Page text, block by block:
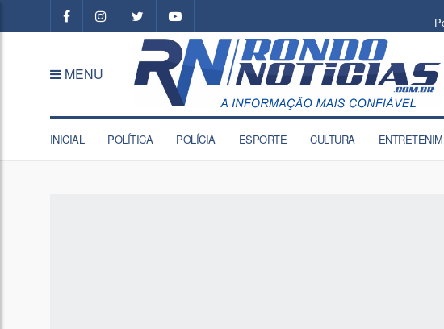
MENU
INICIAL POLÍTICA POLÍCIA ESPORTE CULTURA